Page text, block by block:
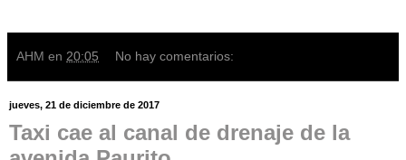
AHM en 20:05 No hay comentarios:
jueves, 21 de diciembre de 2017
Taxi cae al canal de drenaje de la